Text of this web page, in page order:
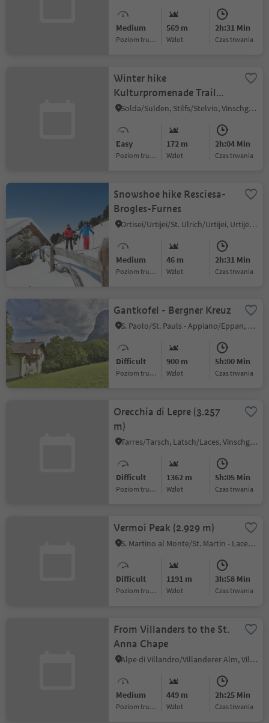
Medium
Poziom trudności
569 m
Wzlot
2h:31 Min
czas trwania
Winter hike
Kulturpromenade Trail
Solda
Solda/Sulden, Stilfs/Stelvio, Vinschgau/Val Venosta
Easy
Poziom trudności
172 m
Wzlot
2h:04 Min
czas trwania
Snowshoe hike Resciesa-
Brogles-Furnes
Ortisei/Urtijëi/St. Ulrich/Urtijëi, Urtijëi/Ortisei, Dolomites Region Val Gardena
Medium
Poziom trudności
46 m
Wzlot
2h:31 Min
czas trwania
Gantkofel - Bergner Kreuz
S. Paolo/St. Pauls - Appiano/Eppan, Eppan an der Weinstaße/Appiano sulla Strada del Vino, Alto Adige Wine Road
Difficult
Poziom trudności
900 m
Wzlot
5h:00 Min
czas trwania
Orecchia di Lepre (3.257
m)
Tarres/Tarsch, Latsch/Laces, Vinschgau/Val Venosta
Difficult
Poziom trudności
1362 m
Wzlot
5h:05 Min
czas trwania
Vermoi Peak (2.929 m)
S. Martino al Monte/St. Martin - Laces/Latsch, Latsch/Laces, Vinschgau/Val Venosta
Difficult
Poziom trudności
1191 m
Wzlot
3h:58 Min
czas trwania
From Villanders to the St.
Anna Chape
Alpe di Villandro/Villanderer Alm, Villanders/Villandro, Brixen/Bressanone and environs
Medium
Poziom trudności
449 m
Wzlot
2h:25 Min
czas trwania